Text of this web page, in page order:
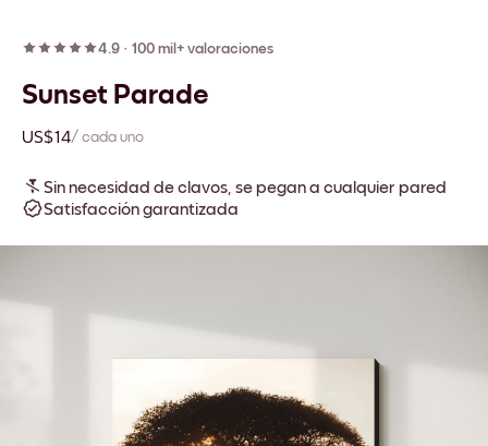
4.9 · 100 mil+ valoraciones
Sunset Parade
US$14/ cada uno
Sin necesidad de clavos, se pegan a cualquier pared
Satisfacción garantizada